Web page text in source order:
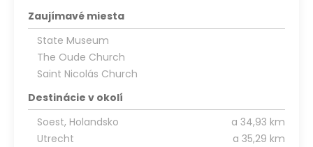
Zaujímavé miesta
State Museum
The Oude Church
Saint Nicolás Church
Destinácie v okolí
Soest, Holandsko
a 34,93 km
Utrecht
a 35,29 km